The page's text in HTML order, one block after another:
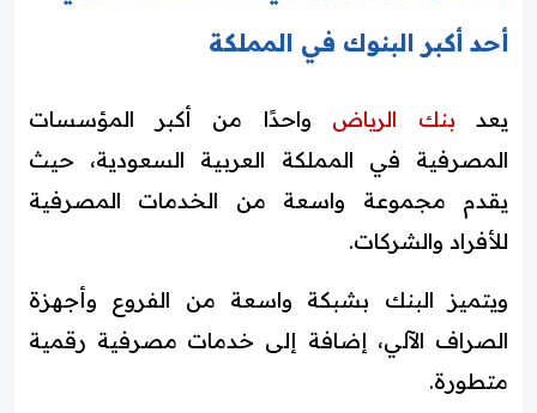
أحد أكبر البنوك في المملكة
يعد بنك الرياض واحدًا من أكبر المؤسسات
المصرفية في المملكة العربية السعودية، حيث
يقدم مجموعة واسعة من الخدمات المصرفية
للأفراد والشركات.
ويتميز البنك بشبكة واسعة من الفروع وأجهزة
الصراف الآلي، إضافة إلى خدمات مصرفية رقمية
متطورة.